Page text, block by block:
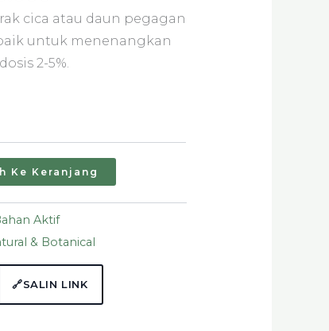
cica atau daun pegagan
untuk menenangkan
2-5%.
Ke Keranjang
Aktif
& Botanical
🔗SALIN LINK